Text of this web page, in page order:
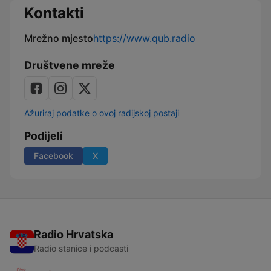
Kontakti
Mrežno mjestohttps://www.qub.radio
Društvene mreže
Ažuriraj podatke o ovoj radijskoj postaji
Podijeli
Facebook X
Radio Hrvatska
Radio stanice i podcasti